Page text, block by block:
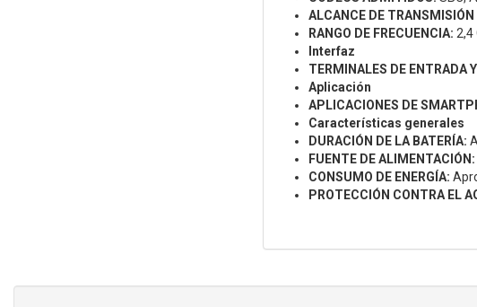
ALCANCE DE TRANSMISIÓN
RANGO DE FRECUENCIA: 2,4
Interfaz
TERMINALES DE ENTRADA
Aplicación
APLICACIONES DE
Características generales
DURACIÓN DE LA BATERÍA:
FUENTE DE ALIMENTACIÓN:
CONSUMO DE ENERGÍA:
PROTECCIÓN CONTRA EL